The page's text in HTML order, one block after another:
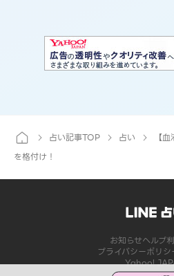
占い記事TOP 占い
【
を格付け！
お知らせヘルプ
プライバシーポリシ
Yahoo!